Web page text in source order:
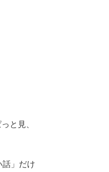
と見、
」だけ